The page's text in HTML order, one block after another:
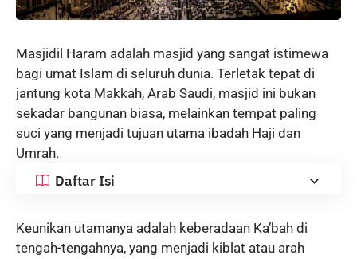
Masjidil Haram adalah masjid yang sangat istimewa
bagi umat Islam di seluruh dunia. Terletak tepat di
jantung kota Makkah, Arab Saudi, masjid ini bukan
sekadar bangunan biasa, melainkan tempat paling
suci yang menjadi tujuan utama ibadah Haji dan
Umrah.
Daftar Isi
Keunikan utamanya adalah keberadaan Ka’bah di
tengah-tengahnya, yang menjadi kiblat atau arah